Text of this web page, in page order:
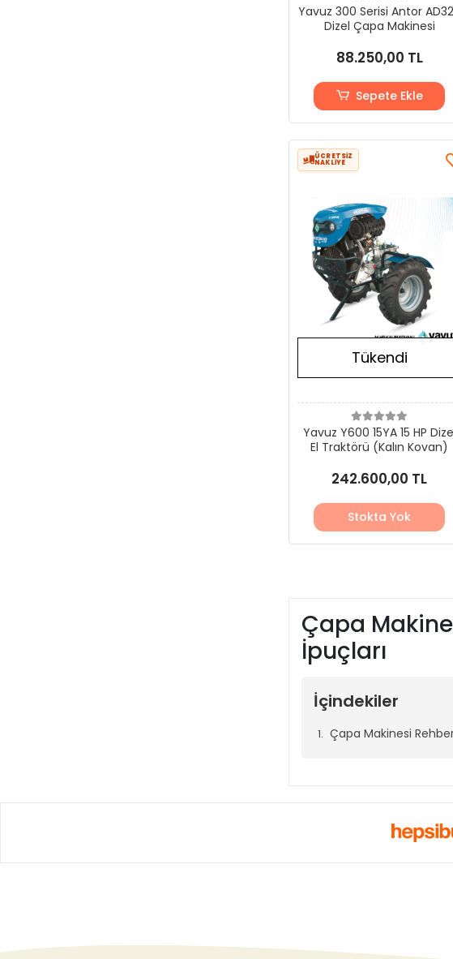
Yavuz 300 Serisi Antor
Dizel Çapa Makinesi
88.250,00 TL
Sepete Ekle
ÜCRETSİZ
NAKLİYE
Tükendi
Yavuz Y600 15YA 15 HP
El Traktörü (Kalın Kovan)
242.600,00 TL
Stokta Yok
Çapa
İpuçları
İçindekiler
Çapa Makinesi
Bakım
Büyük traktörlerin
%90 azaltır. Ancak yanlış
Benzinli Çapa